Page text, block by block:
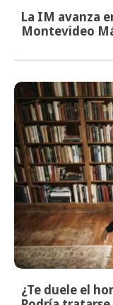
La IM avanza
Montevideo
¿Te duele el